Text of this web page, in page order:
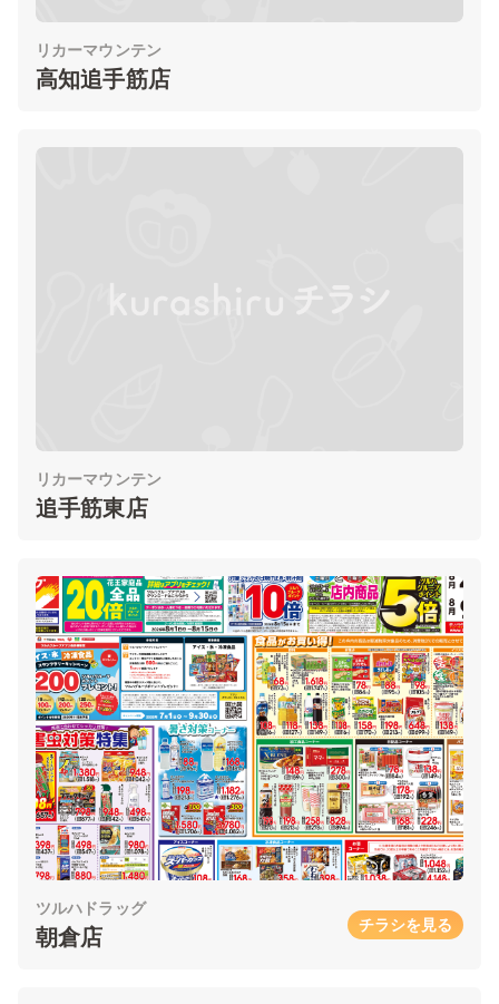
リカーマウンテン
高知追手筋店
リカーマウンテン
追手筋東店
ツルハドラッグ
朝倉店 チラシを見る